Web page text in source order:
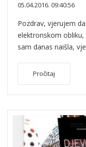
05.04.2016. 09:40:56
Pozdrav, vjerujem
elektronskom
sam danas naišla,
Pročitaj